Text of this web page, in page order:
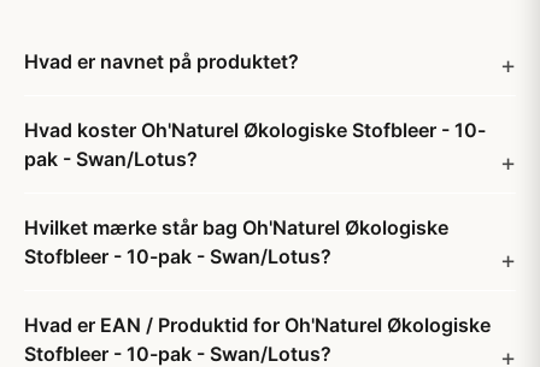
Hvad er navnet på produktet?
Hvad koster Oh'Naturel Økologiske Stofbleer - 10-
pak - Swan/Lotus?
Hvilket mærke står bag Oh'Naturel Økologiske
Stofbleer - 10-pak - Swan/Lotus?
Hvad er EAN / Produktid for Oh'Naturel Økologiske
Stofbleer - 10-pak - Swan/Lotus?